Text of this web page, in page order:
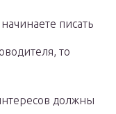
писать
то
должны